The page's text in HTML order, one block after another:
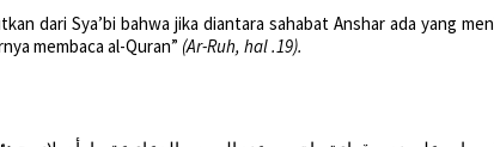
dari Sya’bi bahwa jika diantara sahabat Anshar ada yang
membaca al-Quran” (Ar-Ruh, hal .19).